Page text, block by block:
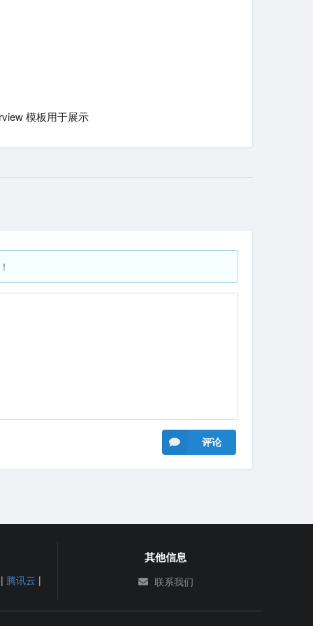
模板用于展示
评论
腾讯云 |
其他信息
联系我们